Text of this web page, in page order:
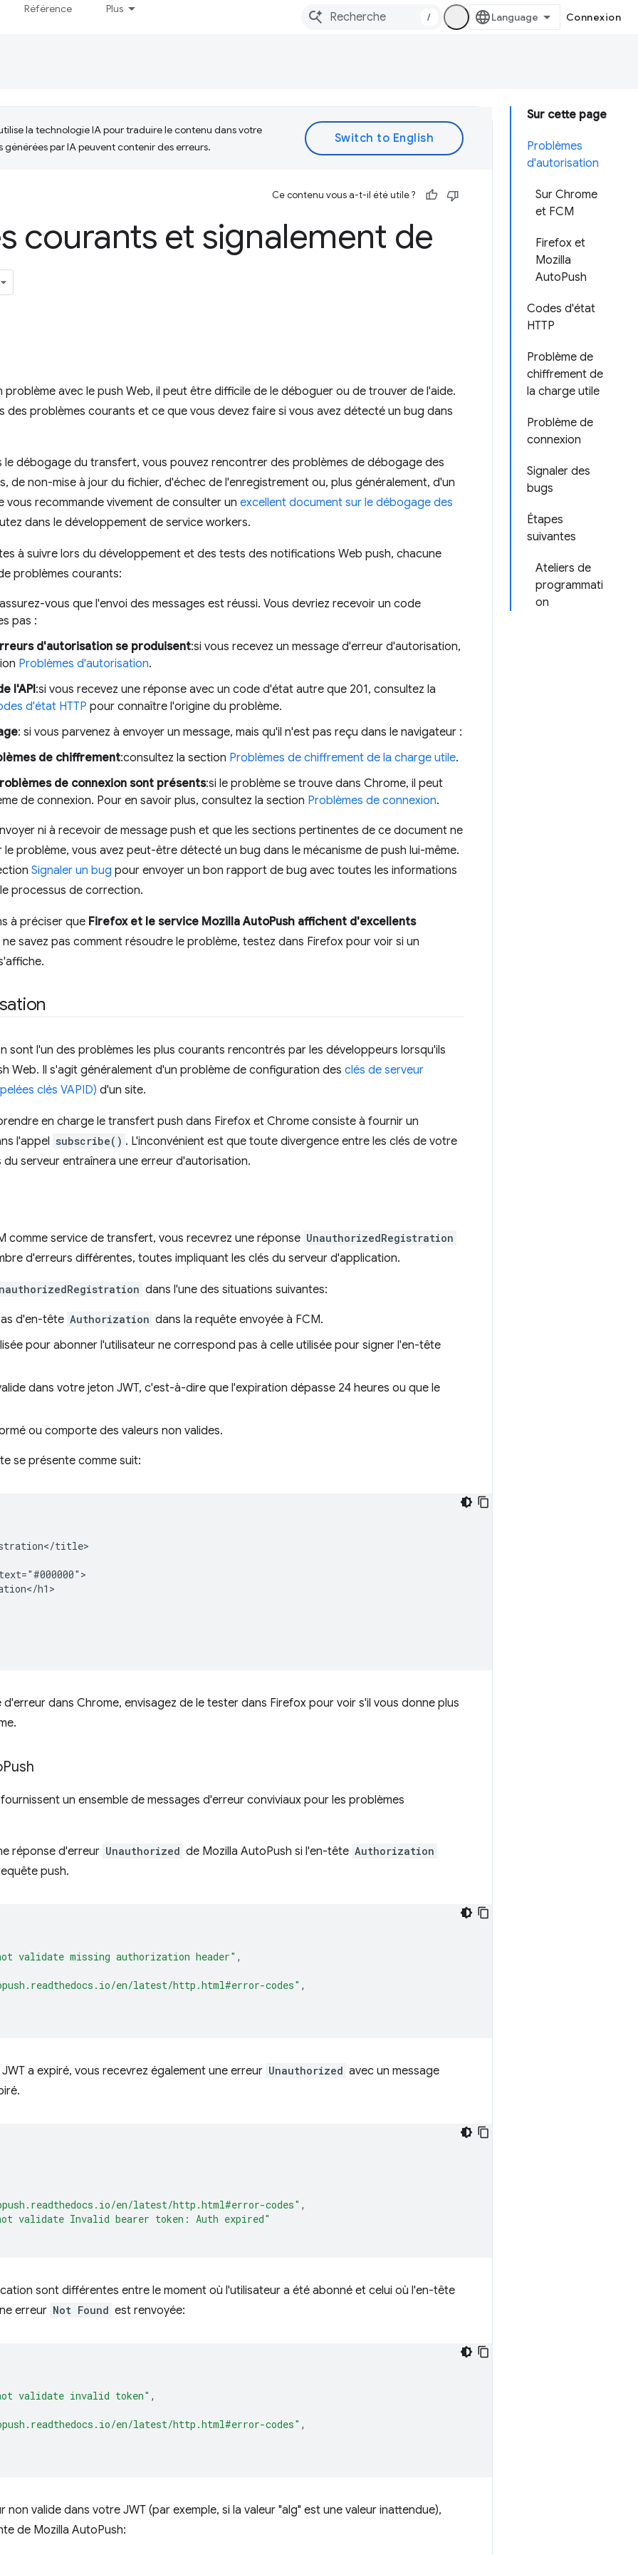
Référence Plus
/ Connexion
Sur cette page
Problèmes
d'autorisation
Sur Chrome
et FCM
Firefox et
Mozilla
AutoPush
Codes d'état
HTTP
Problème de
chiffrement de
la charge utile
Problème de
connexion
Signaler des
bugs
Étapes
suivantes
Ateliers de
programmati
on
la technologie IA pour traduire le contenu dans votre
par IA peuvent contenir des erreurs.
Ce contenu vous a-t-il été utile ?
courants et signalement de
avec le push Web, il peut être difficile de le déboguer ou de trouver de l'aide.
des problèmes courants et ce que vous devez faire si vous avez détecté un bug dans
le débogage du transfert, vous pouvez rencontrer des problèmes de débogage des
de non-mise à jour du fichier, d'échec de l'enregistrement ou, plus généralement, d'un
vous recommande vivement de consulter un excellent document sur le débogage des
dans le développement de service workers.
à suivre lors du développement et des tests des notifications Web push, chacune
problèmes courants:
vous que l'envoi des messages est réussi. Vous devriez recevoir un code
pas :
d'autorisation se produisent:si vous recevez un message d'erreur d'autorisation,
Problèmes d'autorisation.
l'API:si vous recevez une réponse avec un code d'état autre que 201, consultez la
d'état HTTP pour connaître l'origine du problème.
: si vous parvenez à envoyer un message, mais qu'il n'est pas reçu dans le navigateur :
de chiffrement:consultez la section Problèmes de chiffrement de la charge utile.
de connexion sont présents:si le problème se trouve dans Chrome, il peut
de connexion. Pour en savoir plus, consultez la section Problèmes de connexion.
ni à recevoir de message push et que les sections pertinentes de ce document ne
problème, vous avez peut-être détecté un bug dans le mécanisme de push lui-même.
Signaler un bug pour envoyer un bon rapport de bug avec toutes les informations
processus de correction.
à préciser que Firefox et le service Mozilla AutoPush affichent d'excellents
savez pas comment résoudre le problème, testez dans Firefox pour voir si un
sont l'un des problèmes les plus courants rencontrés par les développeurs lorsqu'ils
Web. Il s'agit généralement d'un problème de configuration des clés de serveur
clés VAPID) d'un site.
en charge le transfert push dans Firefox et Chrome consiste à fournir un
l'appel subscribe() . L'inconvénient est que toute divergence entre les clés de votre
serveur entraînera une erreur d'autorisation.
comme service de transfert, vous recevrez une réponse UnauthorizedRegistration
d'erreurs différentes, toutes impliquant les clés du serveur d'application.
dans l'une des situations suivantes:
d'en-tête Authorization dans la requête envoyée à FCM.
pour abonner l'utilisateur ne correspond pas à celle utilisée pour signer l'en-tête
dans votre jeton JWT, c'est-à-dire que l'expiration dépasse 24 heures ou que le
ou comporte des valeurs non valides.
se présente comme suit:
title>
h1>
d'erreur dans Chrome, envisagez de le tester dans Firefox pour voir s'il vous donne plus
Push
un ensemble de messages d'erreur conviviaux pour les problèmes
réponse d'erreur Unauthorized de Mozilla AutoPush si l'en-tête Authorization
push.
validate missing authorization header" ,
en/latest/http.html#error-codes" ,
a expiré, vous recevrez également une erreur Unauthorized avec un message
en/latest/http.html#error-codes" ,
validate Invalid bearer token: Auth expired"
sont différentes entre le moment où l'utilisateur a été abonné et celui où l'en-tête
erreur Not Found est renvoyée:
validate invalid token" ,
en/latest/http.html#error-codes" ,
non valide dans votre JWT (par exemple, si la valeur "alg" est une valeur inattendue),
de Mozilla AutoPush: